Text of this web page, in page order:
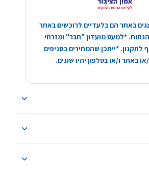
באתר הם בלעדיים לרוכשים באתר
*למעט מועדון "חבר" ומזרחי
לתקנון. *ייתכן שהמחירים בסניפים
באתר ו/או בטלפון יהיו שונים.